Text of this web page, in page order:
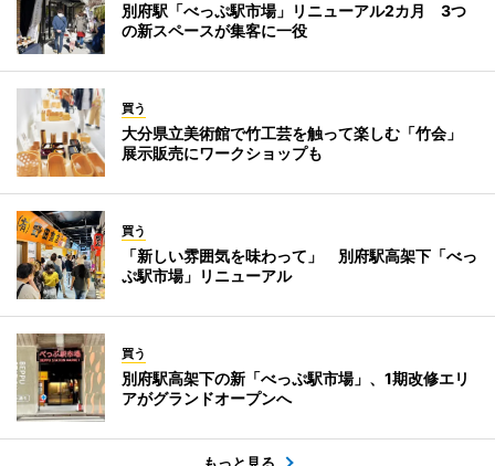
別府駅「べっぷ駅市場」リニューアル2カ月 3つ
の新スペースが集客に一役
買う
大分県立美術館で竹工芸を触って楽しむ「竹会」
展示販売にワークショップも
買う
「新しい雰囲気を味わって」 別府駅高架下「べっ
ぷ駅市場」リニューアル
買う
別府駅高架下の新「べっぷ駅市場」、1期改修エリ
アがグランドオープンへ